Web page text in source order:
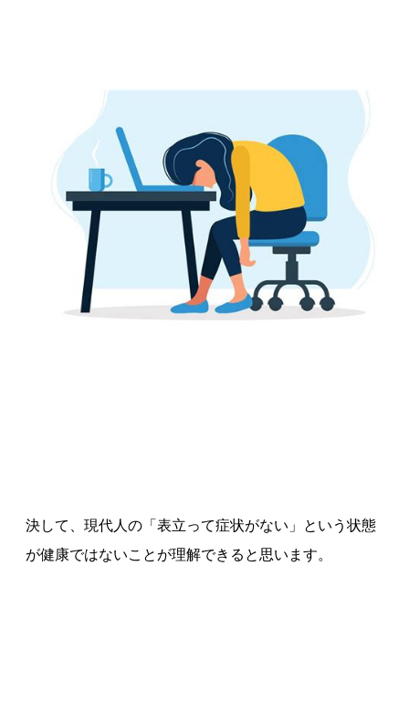
決して、現代人の「表立って症状がない」という状態
が健康ではないことが理解できると思います。